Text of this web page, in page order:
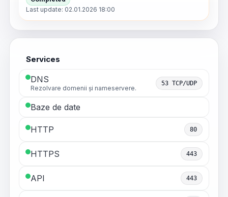
Last update: 02.01.2026 18:00
Services
DNS
Rezolvare domenii și nameservere.
53 TCP/UDP
Baze de date
HTTP 80
HTTPS 443
API 443